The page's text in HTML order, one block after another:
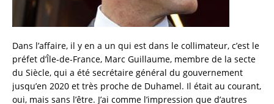
Dans l’affaire, il y en a un qui est dans le collimateur, c’est le
préfet d’Île-de-France, Marc Guillaume, membre de la secte
du Siècle, qui a été secrétaire général du gouvernement
jusqu’en 2020 et très proche de Duhamel. Il était au courant,
oui, mais sans l’être. J’ai comme l’impression que d’autres